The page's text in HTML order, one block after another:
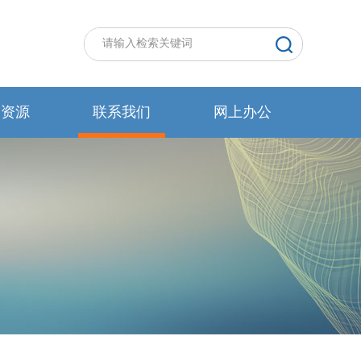
源 联系我们 网上办公